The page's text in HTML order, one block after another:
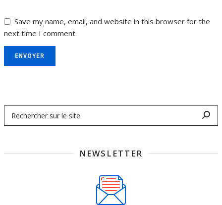
Save my name, email, and website in this browser for the
next time I comment.
ENVOYER
NEWSLETTER